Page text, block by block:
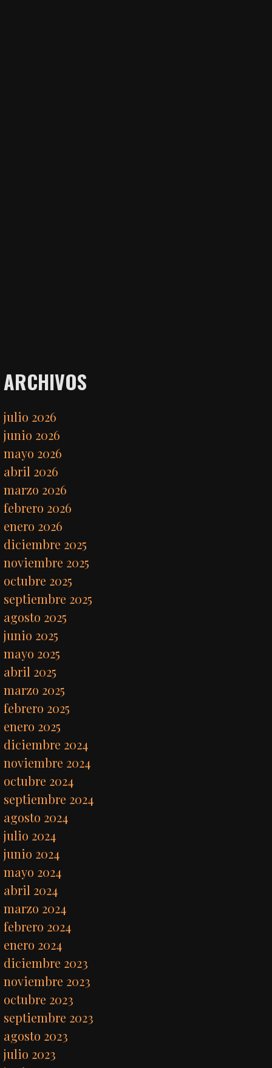
ARCHIVOS
julio 2026
junio 2026
mayo 2026
abril 2026
marzo 2026
febrero 2026
enero 2026
diciembre 2025
noviembre 2025
octubre 2025
septiembre 2025
agosto 2025
junio 2025
mayo 2025
abril 2025
marzo 2025
febrero 2025
enero 2025
diciembre 2024
noviembre 2024
octubre 2024
septiembre 2024
agosto 2024
julio 2024
junio 2024
mayo 2024
abril 2024
marzo 2024
febrero 2024
enero 2024
diciembre 2023
noviembre 2023
octubre 2023
septiembre 2023
agosto 2023
julio 2023